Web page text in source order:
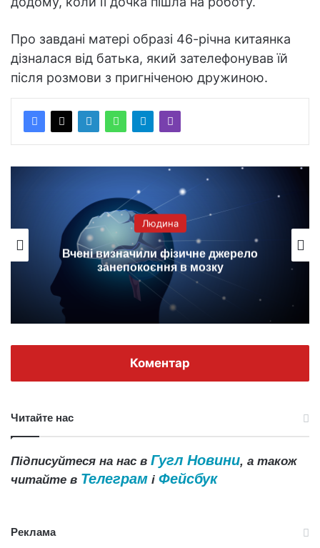
Про завдані матері образі 46-річна китаянка
дізналася від батька, який зателефонував їй
після розмови з пригніченою дружиною.
Людина
Вчені визначили фізичне джерело
занепокоєння в мозку
Коментар
Читайте нас
Підписуйтеся на нас в Гугл Новини, а також
читайте в Телеграм і Фейсбук
Реклама